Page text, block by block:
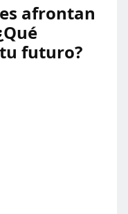
afrontan
futuro?